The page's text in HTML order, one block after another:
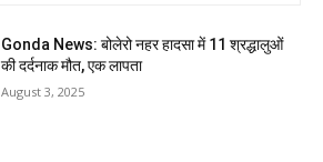
Gonda News: बोलेरो नहर हादसा में 11 श्रद्धालुओं
की दर्दनाक मौत, एक लापता
August 3, 2025